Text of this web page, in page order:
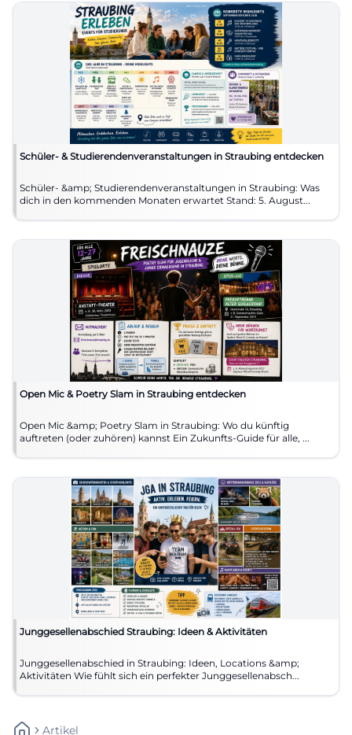
Schüler- & Studierendenveranstaltungen in Straubing entdecken
Schüler- &amp; Studierendenveranstaltungen in Straubing: Was
dich in den kommenden Monaten erwartet Stand: 5. August...
Open Mic & Poetry Slam in Straubing entdecken
Open Mic &amp; Poetry Slam in Straubing: Wo du künftig
auftreten (oder zuhören) kannst Ein Zukunfts-Guide für alle, ...
Junggesellenabschied Straubing: Ideen & Aktivitäten
Junggesellenabschied in Straubing: Ideen, Locations &amp;
Aktivitäten Wie fühlt sich ein perfekter Junggesellenabsch...
Artikel